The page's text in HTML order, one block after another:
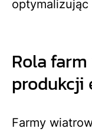
Rola
produkcji
Farmy